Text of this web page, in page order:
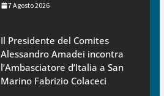
7 Agosto 2026
Il Presidente del Comites
Alessandro Amadei incontra
l’Ambasciatore d’Italia a San
Marino Fabrizio Colaceci